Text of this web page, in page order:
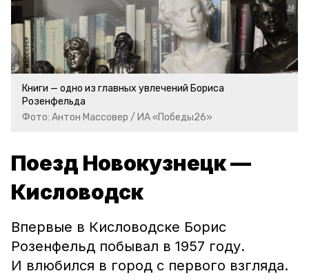
Книги — одно из главных увлечений Бориса
Розенфельда
Фото: Антон Массовер / ИА «Победы26»
Поезд Новокузнецк —
Кисловодск
Впервые в Кисловодске Борис
Розенфельд побывал в 1957 году.
И влюбился в город с первого взгляда.